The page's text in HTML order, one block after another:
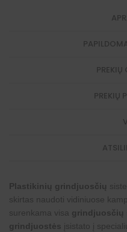
PREKIŲ
Plastikinių grindjuosčių
skirtas naudoti vidiniuose
surenkama visa grindjuosčių
grindjuostės įsistato į